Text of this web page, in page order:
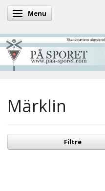
Skifte navigation
Menu
Märklin
Filtre